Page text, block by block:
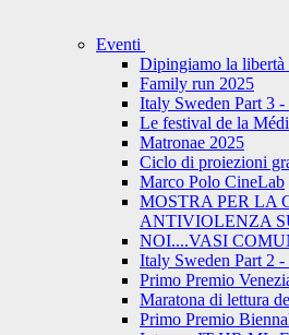
Eventi
Dipingiamo la libertà
Family run 2025
Italy Sweden Part 3
Le festival de la
Matronae 2025
Ciclo di proiezioni
Marco Polo CineLab
MOSTRA PER LA
ANTIVIOLENZA
NOI....VASI
Italy Sweden Part 2
Primo Premio
Maratona di lettura
Primo Premio